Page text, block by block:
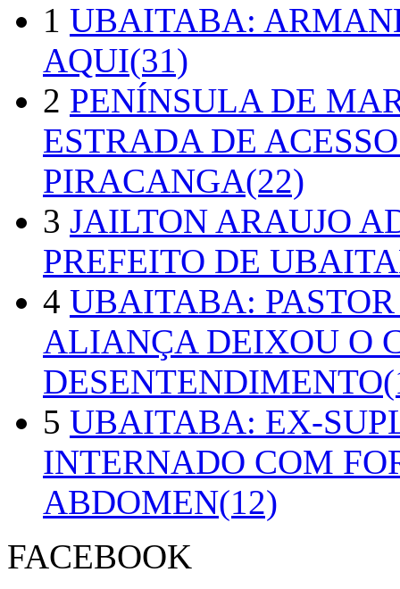
1 UBAITABA:
AQUI(31)
2 PENÍNSULA DE
ESTRADA DE
PIRACANGA(22)
3 JAILTON ARAUJO
PREFEITO DE
4 UBAITABA:
ALIANÇA DEIXOU O
5 UBAITABA: EX-
INTERNADO COM
ABDOMEN(12)
FACEBOOK